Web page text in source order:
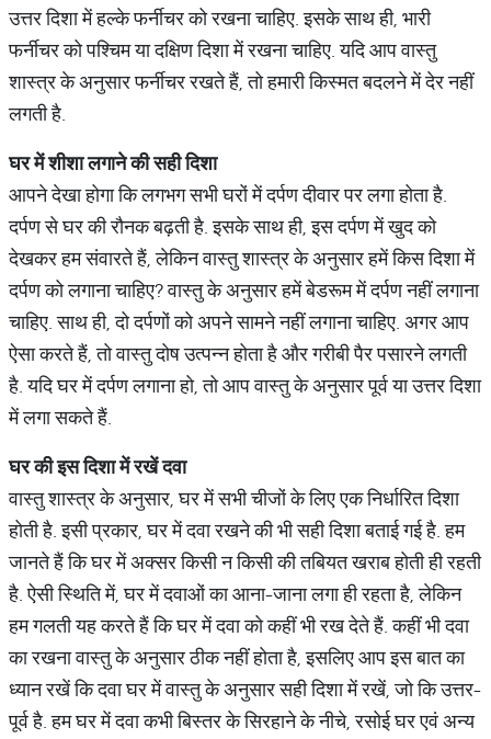
उत्तर दिशा में हल्के फर्नीचर को रखना चाहिए. इसके साथ ही, भारी
फर्नीचर को पश्चिम या दक्षिण दिशा में रखना चाहिए. यदि आप वास्तु
शास्त्र के अनुसार फर्नीचर रखते हैं, तो हमारी किस्मत बदलने में देर नहीं
लगती है.
घरमेंशीशालगानेकीसहीदिशा
आपने देखा होगा कि लगभग सभी घरों में दर्पण दीवार पर लगा होता है.
दर्पण से घर की रौनक बढ़ती है. इसके साथ ही, इस दर्पण में खुद को
देखकर हम संवारते हैं, लेकिन वास्तु शास्त्र के अनुसार हमें किस दिशा में
दर्पण को लगाना चाहिए? वास्तु के अनुसार हमें बेडरूम में दर्पण नहीं लगाना
चाहिए. साथ ही, दो दर्पणों को अपने सामने नहीं लगाना चाहिए. अगर आप
ऐसा करते हैं, तो वास्तु दोष उत्पन्न होता है और गरीबी पैर पसारने लगती
है. यदि घर में दर्पण लगाना हो, तो आप वास्तु के अनुसार पूर्व या उत्तर दिशा
में लगा सकते हैं.
घरकीइसदिशामेंरखेंदवा
वास्तु शास्त्र के अनुसार, घर में सभी चीजों के लिए एक निर्धारित दिशा
होती है. इसी प्रकार, घर में दवा रखने की भी सही दिशा बताई गई है. हम
जानते हैं कि घर में अक्सर किसी न किसी की तबियत खराब होती ही रहती
है. ऐसी स्थिति में, घर में दवाओं का आना-जाना लगा ही रहता है, लेकिन
हम गलती यह करते हैं कि घर में दवा को कहीं भी रख देते हैं. कहीं भी दवा
का रखना वास्तु के अनुसार ठीक नहीं होता है, इसलिए आप इस बात का
ध्यान रखें कि दवा घर में वास्तु के अनुसार सही दिशा में रखें, जो कि उत्तर-
पूर्व है. हम घर में दवा कभी बिस्तर के सिरहाने के नीचे, रसोई घर एवं अन्य